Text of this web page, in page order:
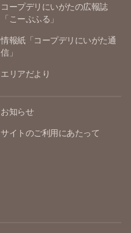
コープデリにいがたの広報誌
「こーぷふる」
情報紙「コープデリにいがた通
信」
エリアだより
お知らせ
サイトのご利用にあたって